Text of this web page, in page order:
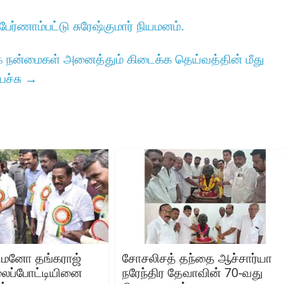
சுரேஷ்குமார் நியமனம்.
நன்மைகள் அனைத்தும் கிடைக்க தெய்வத்தின் மீது
→
தங்கராஜ்
சோசலிசத் தந்தை ஆச்சார்யா
நரேந்திர தேவாவின் 70-வது